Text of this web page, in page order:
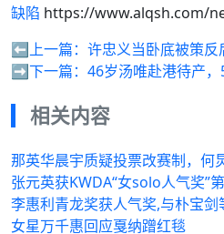
缺陷 https://www.alqsh.com/
⬅️上一篇： 许忠义当卧底被策反
➡️下一篇： 46岁汤唯赴港待产
相关内容
那英华晨宇质疑投票改赛制，何
张元英获KWDA“女solo人气奖”
李惠利青龙奖获人气奖,与朴宝剑
女星万千惠回应戛纳蹭红毯